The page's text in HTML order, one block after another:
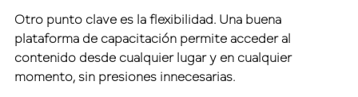
Otro punto clave es la flexibilidad. Una buena
plataforma de capacitación permite acceder al
contenido desde cualquier lugar y en cualquier
momento, sin presiones innecesarias.